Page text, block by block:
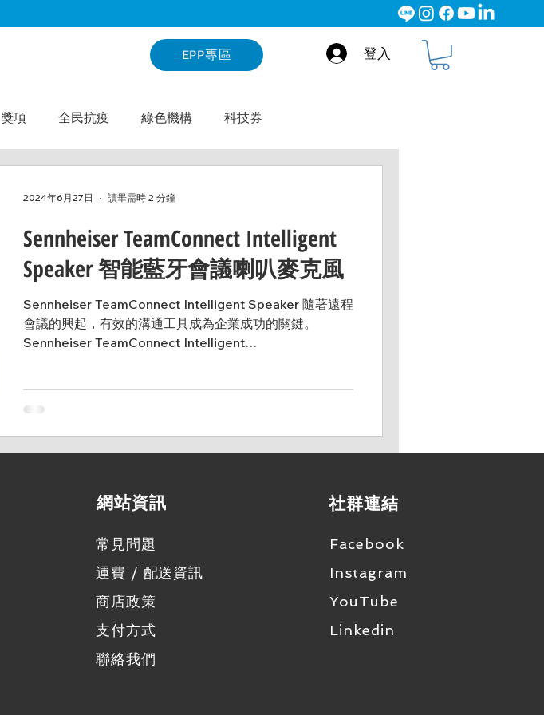
EPP專區 登入
獎項 全民抗疫 綠色機構 科技券
We Share - Microsoft WE Talk
Sennheiser TeamConnect Intelligent
Speaker 智能藍牙會議喇叭麥克風
Sennheiser TeamConnect Intelligent Speaker 隨著遠程
會議的興起，有效的溝通工具成為企業成功的關鍵。
Sennheiser TeamConnect Intelligent
越的音質著稱，TCISP也不例外。它配備了優質的揚聲器
系統，在中、小型會議室裡都能確保每一位參會者清晰地
技術，能自動識別會議中的發言者，並通過智能追蹤其語
音，確保會議記錄的準確性和可讀性。這一功能尤其適合
記錄會議要點和決策。（最多能識別8會議與會者） 全面兼
容性 此智能揚聲器支持包括Microsoft Teams的即時翻譯
紀錄功能，同時支持各式主流會議軟體，保證了與現有系
統的高兼容性。這使得TCISP不僅是一個硬體設備，更是
企業通訊生態系統的一部分。 一體化設
2024年6月27日 讀畢需時 2 分鐘
​網站資訊
常見問題
運費 / 配送資訊
商店政策
支付方式
聯絡我們
社群連結
Facebook
Instagram
YouTube
Linkedin